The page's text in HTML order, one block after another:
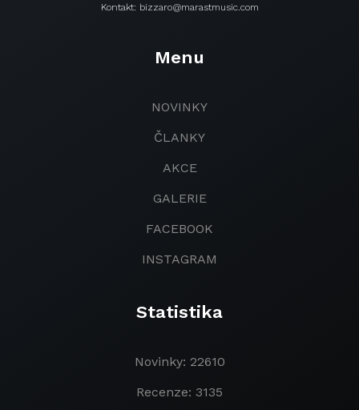
Kontakt: bizzaro@marastmusic.com
Menu
NOVINKY
ČLANKY
AKCE
GALERIE
FACEBOOK
INSTAGRAM
Statistika
Novinky: 22610
Recenze: 3135